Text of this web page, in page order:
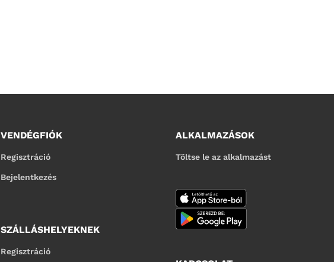
VENDÉGFIÓK
Regisztráció
Bejelentkezés
SZÁLLÁSHELYEKNEK
Regisztráció
ALKALMAZÁSOK
Töltse le az alkalmazást